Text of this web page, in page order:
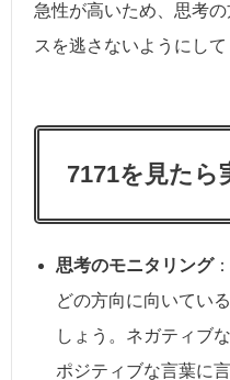
急性が高いため、思考
スを逃さないようにして
7171を見たら
思考のモニタリング
どの方向に向いてい
しょう。ネガティブ
ポジティブな言葉に